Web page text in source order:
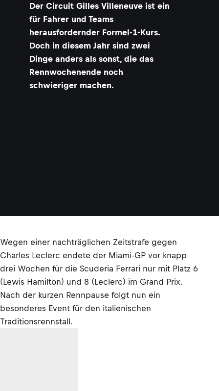
Der Circuit Gilles Villeneuve ist ein
für Fahrer und Teams
herausfordernder Formel-1-Kurs.
Doch in diesem Jahr sind zwei
Dinge anders als sonst, die das
Rennwochenende noch
schwieriger machen.
Wegen einer nachträglichen Zeitstrafe gegen
Charles Leclerc endete der Miami-GP vor knapp
drei Wochen für die Scuderia Ferrari nur mit Platz 6
(Lewis Hamilton) und 8 (Leclerc) im Grand Prix.
Nach der kurzen Rennpause folgt nun ein
besonderes Event für den italienischen
Traditionsrennstall.